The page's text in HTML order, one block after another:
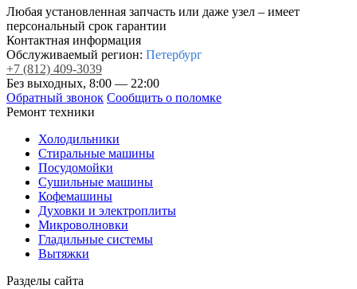
Любая установленная запчасть или даже узел – имеет
персональный срок гарантии
Контактная информация
Обслуживаемый регион: Петербург
+7 (812) 409-3039
Без выходных, 8:00 — 22:00
Обратный звонок Сообщить о поломке
Ремонт техники
Холодильники
Стиральные машины
Посудомойки
Сушильные машины
Кофемашины
Духовки и электроплиты
Микроволновки
Гладильные системы
Вытяжки
Разделы сайта